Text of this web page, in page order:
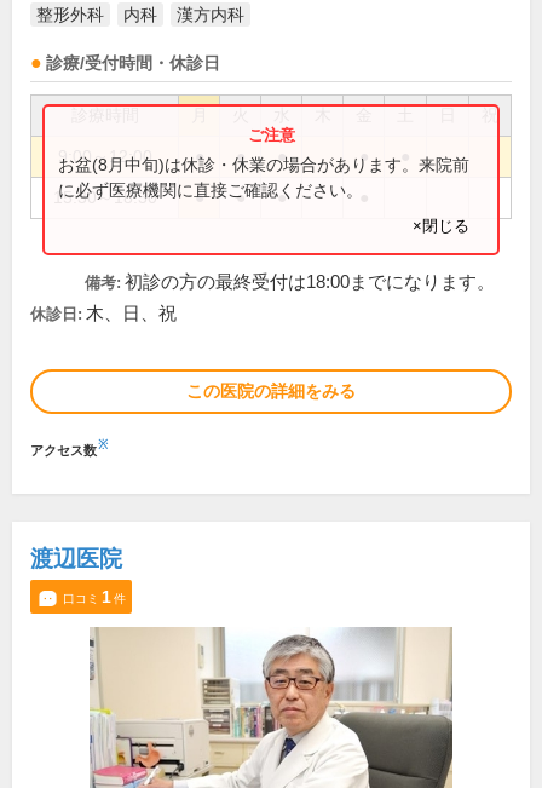
整形外科 内科 漢方内科
診療/受付時間・休診日
祝
9:00～12:00 ● ● ● ●
15:30～18:30 ● ● ●
お盆(8月中旬)は休診・休業の場合があります。来院前
に必ず医療機関に直接ご確認ください。
×閉じる
備考: 初診の方の最終受付は18:00までになります。
休診日: 木、日、祝
この医院の詳細をみる
アクセス数※
渡辺医院
口コミ 1件